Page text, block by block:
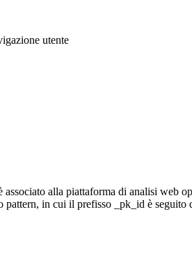
utente
associato alla piattaforma di analisi web
in cui il prefisso _pk_id è